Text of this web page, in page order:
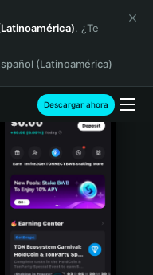
. ¿Te
(Latinoamérica)
Descargar ahora